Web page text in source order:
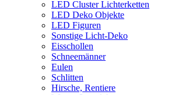
LED Cluster Lichterketten
LED Deko Objekte
LED Figuren
Sonstige Licht-Deko
Eisschollen
Schneemänner
Eulen
Schlitten
Hirsche, Rentiere